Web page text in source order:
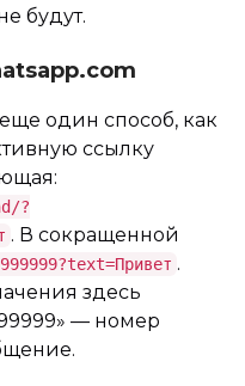
будут.
один способ, как
ссылку
?
. В сокращенной
.
здесь
— номер